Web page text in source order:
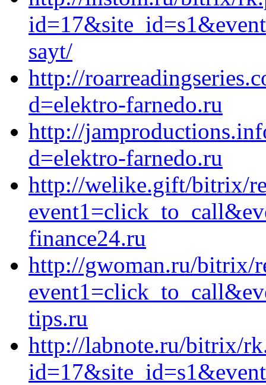
sayt/
http://
d=elektro-farnedo.ru
http://
d=elektro-farnedo.ru
http://welike.gift/bitrix/
finance24.ru
http://gwoman.ru/bitrix/
tips.ru
http://labnote.ru/bitrix/